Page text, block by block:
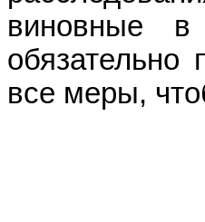
виновные в
все меры,